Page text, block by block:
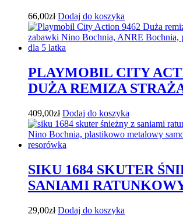
66,00zł Dodaj do koszyka
PLAYMOBIL CITY
DUŻA REMIZA
409,00zł Dodaj do koszyka
SIKU 1684 SKUTER
SANIAMI
29,00zł Dodaj do koszyka